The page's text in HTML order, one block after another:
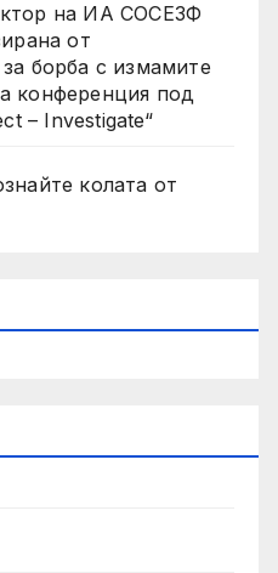
на ИА СОСЕЗФ
от
борба с измамите
конференция под
– Investigate“
колата от